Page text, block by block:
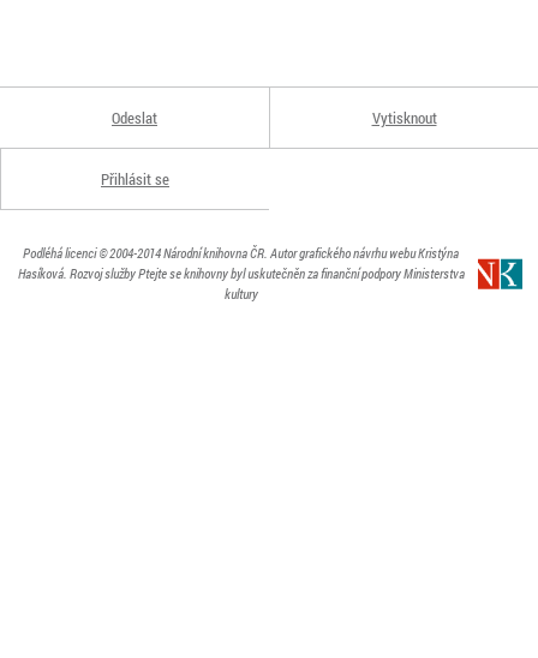
Odeslat Vytisknout
Přihlásit se
Podléhá licenci© 2004-2014Národní knihovna ČR. Autor grafického návrhu webu Kristýna
Hasíková. Rozvoj služby Ptejte se knihovny byl uskutečněn za finanční podpory Ministerstva
kultury